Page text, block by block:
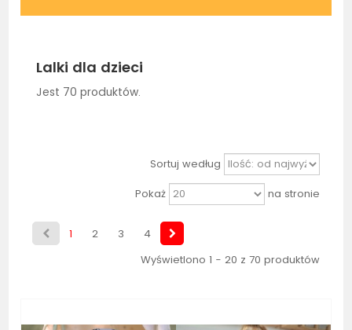
Lalki dla dzieci
Jest 70 produktów.
Sortuj według
Pokaż
na stronie
1 2 3
4
Wyświetlono 1 - 20 z 70 produktów